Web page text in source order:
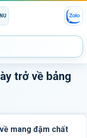
trở về bảng
mang đậm chất